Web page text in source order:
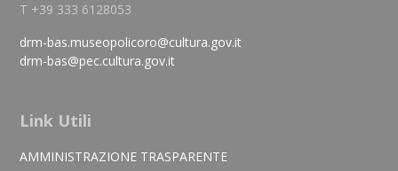
T +39 333 6128053
drm-bas.museopolicoro@cultura.gov.it
drm-bas@pec.cultura.gov.it
Link Utili
AMMINISTRAZIONE TRASPARENTE